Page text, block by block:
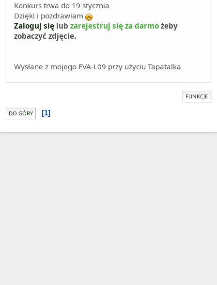
Konkurs trwa do 19 stycznia
Dzięki i pozdrawiam
Zaloguj się lub zarejestruj się za darmo żeby
zobaczyć zdjęcie.
Wysłane z mojego EVA-L09 przy użyciu Tapatalka
FUNKCJE
DO GÓRY 1